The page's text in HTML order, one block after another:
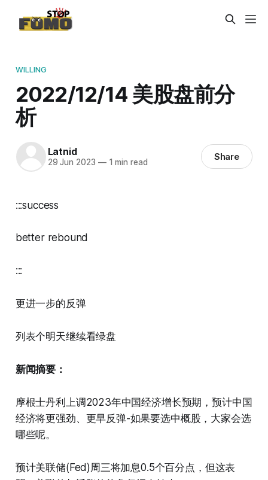
WILLING
2022/12/14 美股盘前分
析
Latnid
29 Jun 2023 —1 min read Share
:::success
better rebound
:::
更进一步的反弹
列表个明天继续看绿盘
新闻摘要：
摩根士丹利上调2023年中国经济增长预期，预计中国
经济将更强劲、更早反弹-如果要选中概股，大家会选
哪些呢。
预计美联储(Fed)周三将加息0.5个百分点，但这表